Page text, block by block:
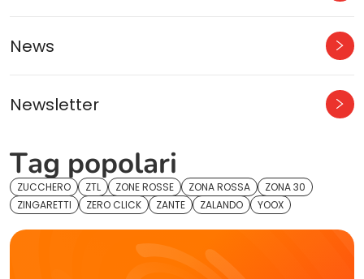
News
Newsletter
Tag popolari
ZUCCHERO ZTL ZONE ROSSE ZONA ROSSA
ZONA 30
ZINGARETTI
ZERO CLICK ZANTE ZALANDO YOOX